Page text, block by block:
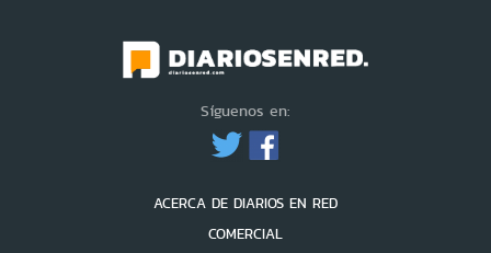
Síguenos en:
ACERCA DE DIARIOS EN RED
COMERCIAL